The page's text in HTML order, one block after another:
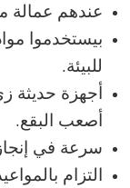
عندهم عمالة
بيستخدموا
للبيئة.
أجهزة حديثة
أصعب البقع.
سرعة في
التزام